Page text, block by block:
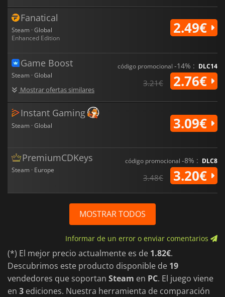
Fanatical
Steam · Global
Enhanced Edition
2.49€
Game Boost
Steam · Global
Mostrar ofertas similares
código promocional -14% : DLC14
3.21€ 2.76€
Instant Gaming
Steam · Global 3.09€
PremiumCDKeys
Steam · Europe
código promocional -8% : DLC8
3.48€ 3.20€
MOSTRAR TODOS
Informar de un error o enviar comentarios
(*) El mejor precio actualmente es de 1.82€.
Descubrimos este producto disponible de 19
vendedores que soportan Steam en PC. El juego viene
en 3 ediciones. Nuestra herramienta de comparación